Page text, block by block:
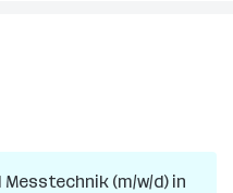
(m/w/d) in